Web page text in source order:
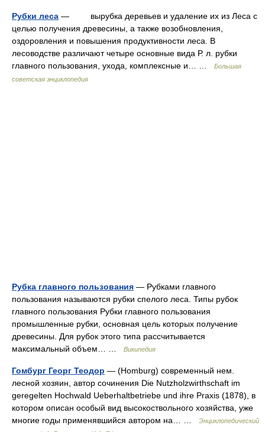
Рубки леса — вырубка деревьев и удаление их из Леса с
целью получения древесины, а также возобновления,
оздоровления и повышения продуктивности леса. В
лесоводстве различают четыре основные вида Р. л. рубки
главного пользования, ухода, комплексные и… …
Большая
советская энциклопедия
Рубка главного пользования — Рубками главного
пользования называются рубки спелого леса. Типы рубок
главного пользования Рубки главного пользования
промышленные рубки, основная цель которых получение
древесины. Для рубок этого типа рассчитывается
максимальный объем… …
Википедия
Гомбург Георг Теодор — (Homburg) современный нем.
лесной хозяин, автор сочинения Die Nutzholzwirthschaft im
geregelten Hochwald Ueberhaltbetriebe und ihre Praxis (1878), в
котором описан особый вид высокоствольного хозяйства, уже
многие годы применявшийся автором на… …
Энциклопедический